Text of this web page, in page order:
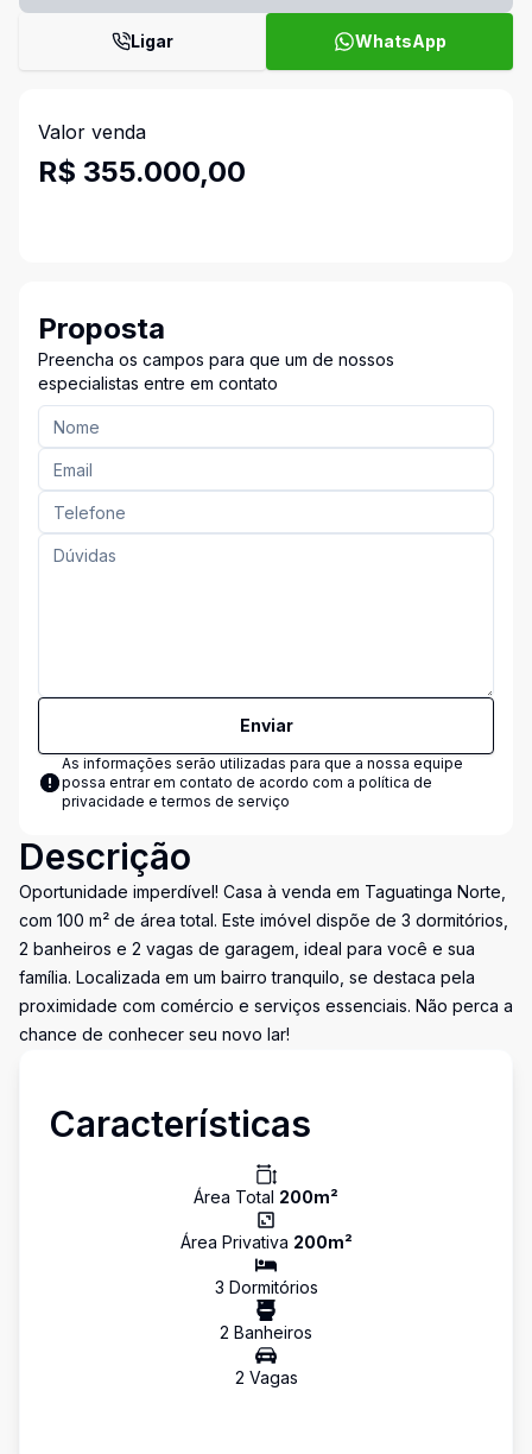
Ligar WhatsApp
Valor venda
R$ 355.000,00
Proposta
Preencha os campos para que um de nossos
especialistas entre em contato
Enviar
As informações serão utilizadas para que a nossa equipe
possa entrar em contato de acordo com a política de
privacidade e termos de serviço
Descrição
Oportunidade imperdível! Casa à venda em Taguatinga Norte,
com 100 m² de área total. Este imóvel dispõe de 3 dormitórios,
2 banheiros e 2 vagas de garagem, ideal para você e sua
família. Localizada em um bairro tranquilo, se destaca pela
proximidade com comércio e serviços essenciais. Não perca a
chance de conhecer seu novo lar!
Características
Área Total 200m²
Área Privativa 200m²
3 Dormitórios
2 Banheiros
2 Vagas